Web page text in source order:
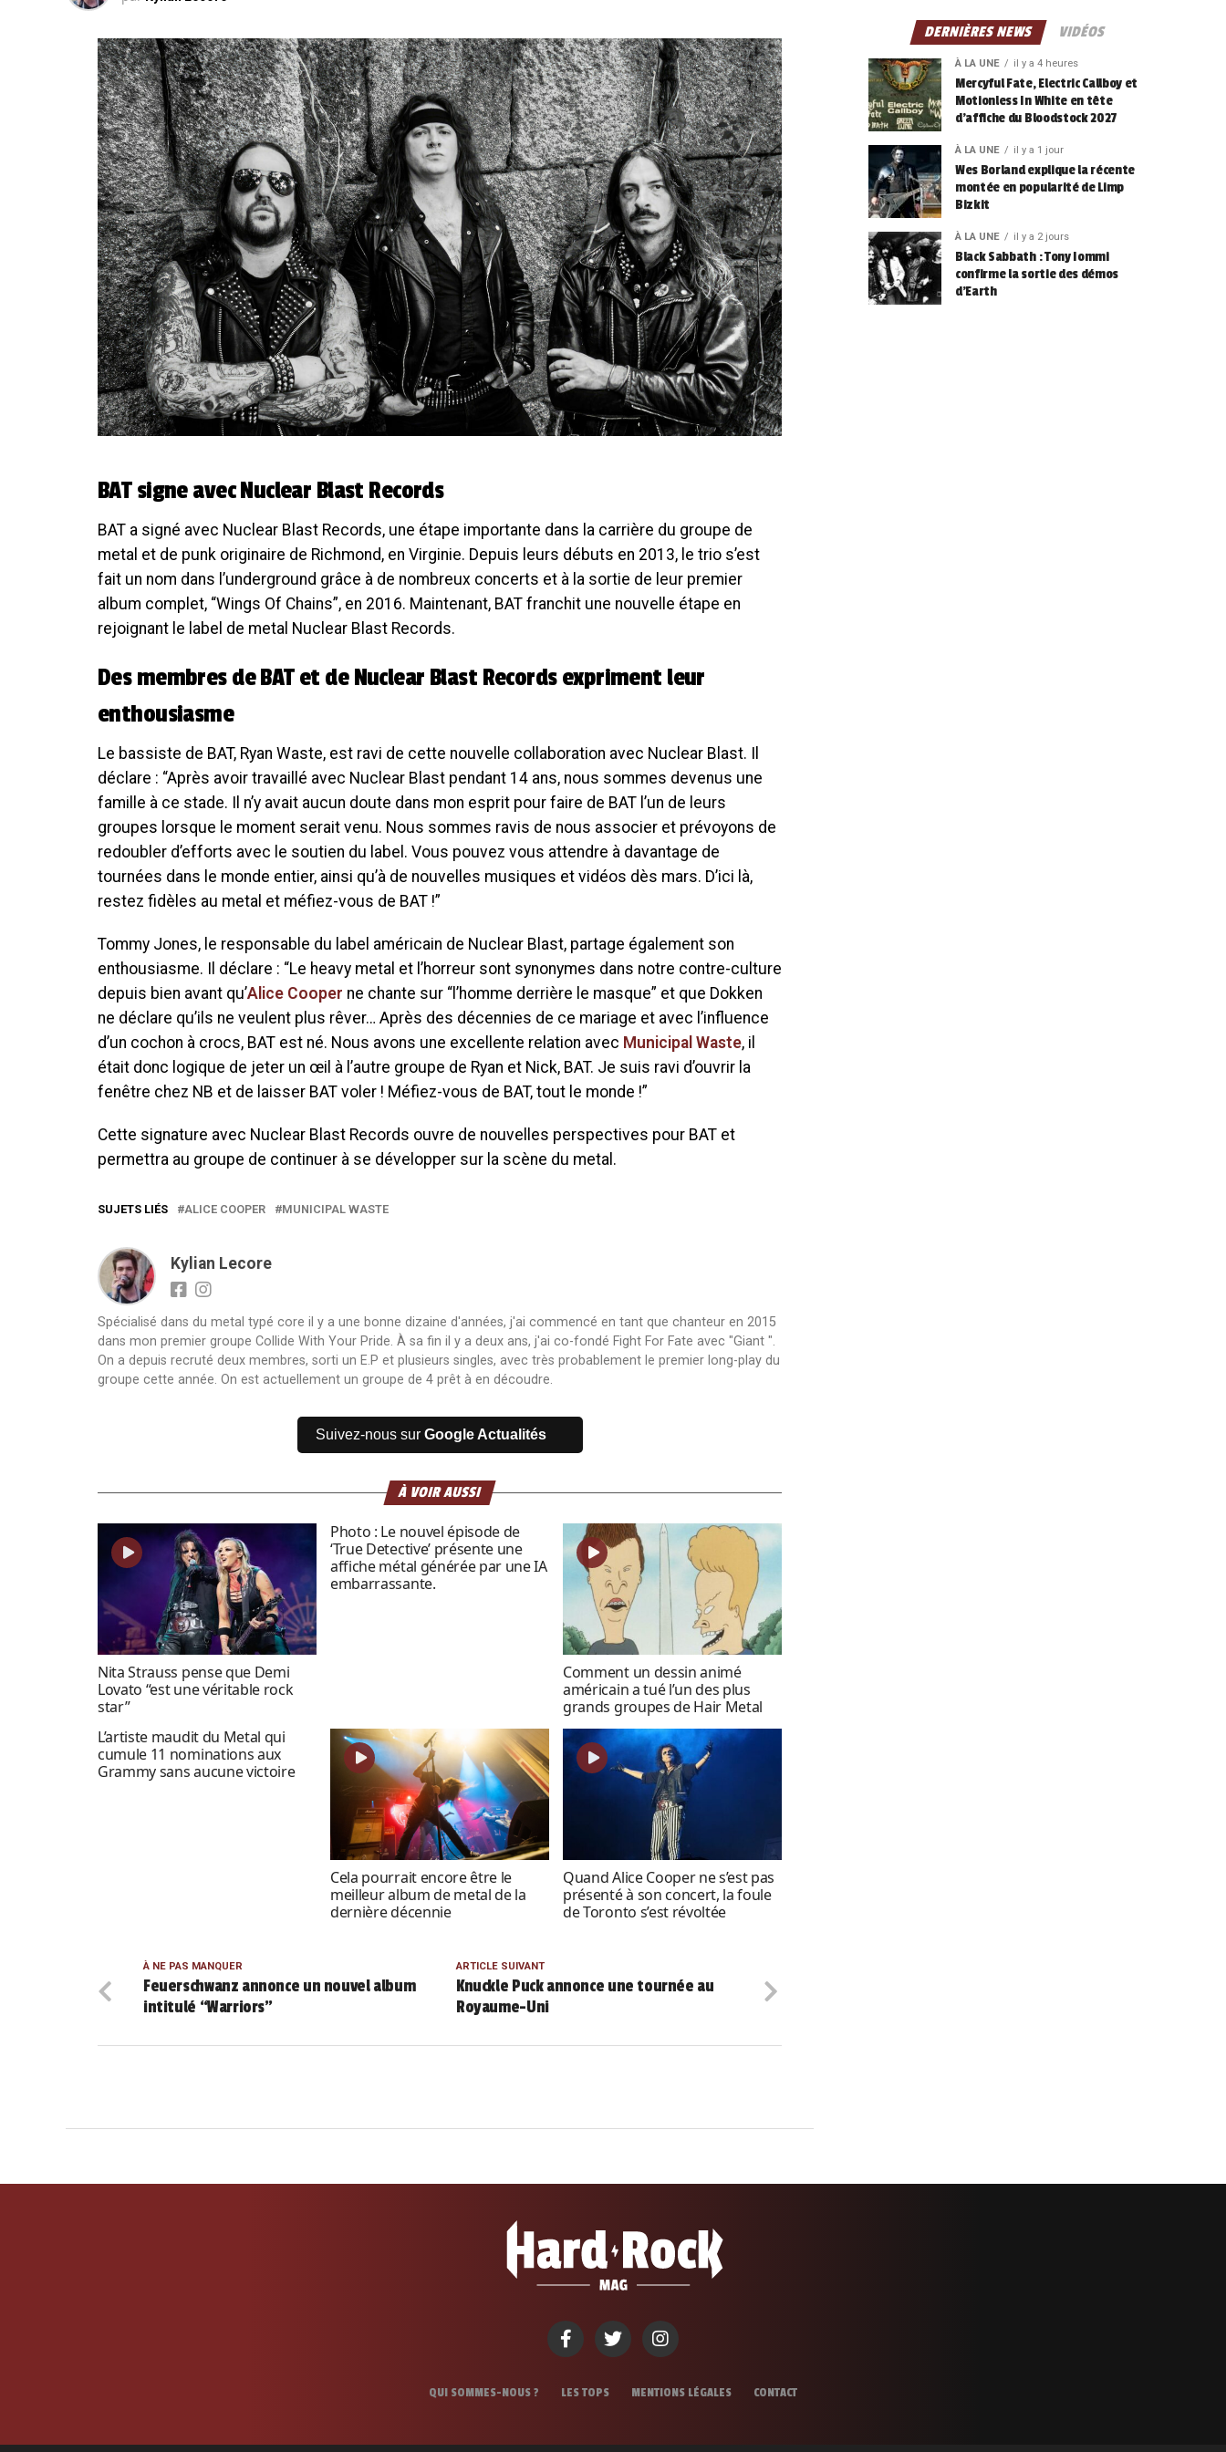
BAT signe avec Nuclear Blast Records
BAT a signé avec Nuclear Blast Records, une étape importante dans la carrière du groupe de
metal et de punk originaire de Richmond, en Virginie. Depuis leurs débuts en 2013, le trio s’est
fait un nom dans l’underground grâce à de nombreux concerts et à la sortie de leur premier
album complet, “Wings Of Chains”, en 2016. Maintenant, BAT franchit une nouvelle étape en
rejoignant le label de metal Nuclear Blast Records.
Des membres de BAT et de Nuclear Blast Records expriment leur
enthousiasme
Le bassiste de BAT, Ryan Waste, est ravi de cette nouvelle collaboration avec Nuclear Blast. Il
déclare : “Après avoir travaillé avec Nuclear Blast pendant 14 ans, nous sommes devenus une
famille à ce stade. Il n’y avait aucun doute dans mon esprit pour faire de BAT l’un de leurs
groupes lorsque le moment serait venu. Nous sommes ravis de nous associer et prévoyons de
redoubler d’efforts avec le soutien du label. Vous pouvez vous attendre à davantage de
tournées dans le monde entier, ainsi qu’à de nouvelles musiques et vidéos dès mars. D’ici là,
restez fidèles au metal et méfiez-vous de BAT !”
Tommy Jones, le responsable du label américain de Nuclear Blast, partage également son
enthousiasme. Il déclare : “Le heavy metal et l’horreur sont synonymes dans notre contre-culture
depuis bien avant qu’Alice Cooper ne chante sur “l’homme derrière le masque” et que Dokken
ne déclare qu’ils ne veulent plus rêver… Après des décennies de ce mariage et avec l’influence
d’un cochon à crocs, BAT est né. Nous avons une excellente relation avec Municipal Waste, il
était donc logique de jeter un œil à l’autre groupe de Ryan et Nick, BAT. Je suis ravi d’ouvrir la
fenêtre chez NB et de laisser BAT voler ! Méfiez-vous de BAT, tout le monde !”
Cette signature avec Nuclear Blast Records ouvre de nouvelles perspectives pour BAT et
permettra au groupe de continuer à se développer sur la scène du metal.
SUJETS LIÉS ALICE COOPER MUNICIPAL WASTE
Kylian Lecore
Spécialisé dans du metal typé core il y a une bonne dizaine d'années, j'ai commencé en tant que chanteur en 2015
dans mon premier groupe Collide With Your Pride. À sa fin il y a deux ans, j'ai co-fondé Fight For Fate avec "Giant ".
On a depuis recruté deux membres, sorti un E.P et plusieurs singles, avec très probablement le premier long-play du
groupe cette année. On est actuellement un groupe de 4 prêt à en découdre.
Suivez-nous sur Google Actualités
À VOIR AUSSI
Nita Strauss pense que Demi
Lovato “est une véritable rock
star”
Photo : Le nouvel épisode de
‘True Detective’ présente une
affiche métal générée par une IA
embarrassante.
Comment un dessin animé
américain a tué l’un des plus
grands groupes de Hair Metal
L’artiste maudit du Metal qui
cumule 11 nominations aux
Grammy sans aucune victoire
Cela pourrait encore être le
meilleur album de metal de la
dernière décennie
Quand Alice Cooper ne s’est pas
présenté à son concert, la foule
de Toronto s’est révoltée
ARTICLE SUIVANT
Knuckle Puck annonce une tournée au
Royaume-Uni
À NE PAS MANQUER
Feuerschwanz annonce un nouvel album
intitulé “Warriors”
DERNIÈRES NEWS VIDÉOS
À LA UNE il y a 4 heures
Mercyful Fate, Electric Callboy et
Motionless In White en tête
d’affiche du Bloodstock 2027
À LA UNE il y a 1 jour
Wes Borland explique la récente
montée en popularité de Limp
Bizkit
À LA UNE il y a 2 jours
Black Sabbath : Tony Iommi
confirme la sortie des démos
d’Earth
QUI SOMMES-NOUS ? LES TOPS MENTIONS LÉGALES CONTACT